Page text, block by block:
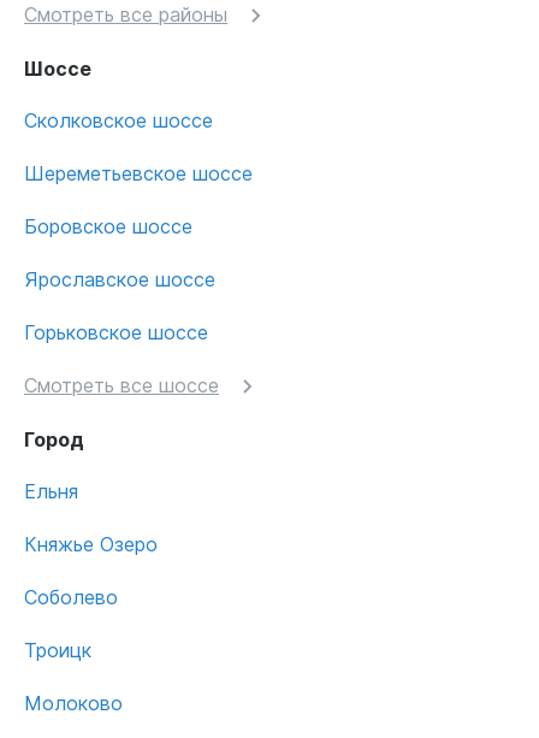
Смотреть все районы
Шоссе
Сколковское шоссе
Шереметьевское шоссе
Боровское шоссе
Ярославское шоссе
Горьковское шоссе
Смотреть все шоссе
Город
Ельня
Княжье Озеро
Соболево
Троицк
Молоково